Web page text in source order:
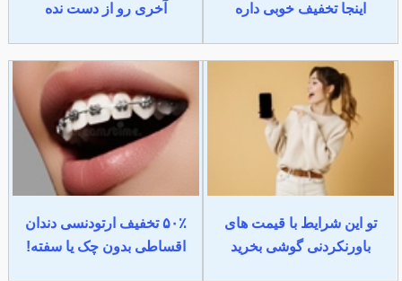
اینجا تخفیف خوبی داره
آخری رو از دست نده
تو این شرایط با قیمت های
باورنکردنی گوشی بخرید
۵۰٪ تخفیف ارتودنسی دندان
اقساطی بدون چک یا سفته!